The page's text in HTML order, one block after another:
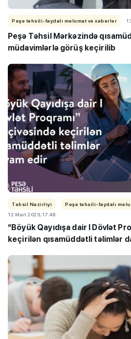
Peşə təhsili-faydalı məlumat və xəbərlər
Peşə Təhsil Mərkəzində
müdavimlərlə görüş keçirilib
Təhsil Nazirliyi
Peşə təhsili-faydalı
12 Mart 2025, 17:48
“Böyük Qayıdışa dair I Dövlət
keçirilən qısamüddətli təlimlər